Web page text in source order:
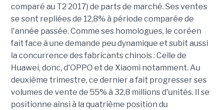
comparé au T2 2017) de parts de marché. Ses ventes
se sont repliées de 12,8% à période comparée de
l'année passée. Comme ses homologues, le coréen
fait face à une demande peu dynamique et subit aussi
la concurrence des fabricants chinois : Celle de
Huawei, donc, d'OPPO et de Xiaomi notamment. Au
deuxième trimestre, ce dernier a fait progresser ses
volumes de vente de 55% à 32,8 millions d'unités. Il se
positionne ainsi à la quatrième position du